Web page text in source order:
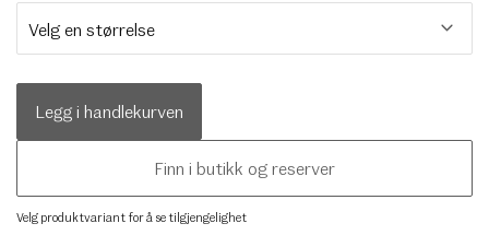
Legg i handlekurven
Finn i butikk og reserver
Velg produktvariant for å se tilgjengelighet